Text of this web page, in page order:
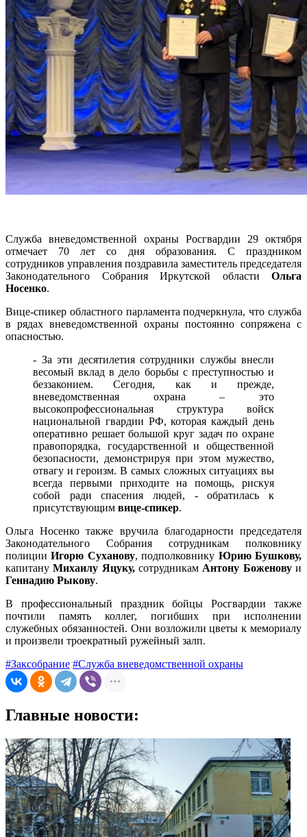
Служба вневедомственной охраны Росгвардии 29 октября
отмечает 70 лет со дня образования. С праздником
сотрудников управления поздравила заместитель председателя
Законодательного Собрания Иркутской области Ольга
Носенко.
Вице-спикер областного парламента подчеркнула, что служба
в рядах вневедомственной охраны постоянно сопряжена с
опасностью.
- За эти десятилетия сотрудники службы внесли
весомый вклад в дело борьбы с преступностью и
беззаконием. Сегодня, как и прежде,
вневедомственная охрана – это
высокопрофессиональная структура войск
национальной гвардии РФ, которая каждый день
оперативно решает большой круг задач по охране
правопорядка, государственной и общественной
безопасности, демонстрируя при этом мужество,
отвагу и героизм. В самых сложных ситуациях вы
всегда первыми приходите на помощь, рискуя
собой ради спасения людей, - обратилась к
присутствующим вице-спикер.
Ольга Носенко также вручила благодарности председателя
Законодательного Собрания сотрудникам полковнику
полицииИгорю Суханову, подполковнику Юрию Бушкову,
капитануМихаилу Яцуку,сотрудникам Антону Боженовуи
Геннадию Рыкову.
В профессиональный праздник бойцы Росгвардии также
почтили память коллег, погибших при исполнении
служебных обязанностей. Они возложили цветы к мемориалу
и произвели троекратный ружейный залп.
#Заксобрание #Служба вневедомственной охраны
Главные новости: